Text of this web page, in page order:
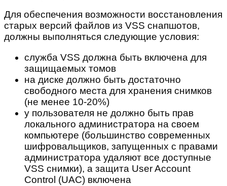
Для обеспечения возможности восстановления
старых версий файлов из VSS снапшотов,
должны выполняться следующие условия:
служба VSS должна быть включена для
защищаемых томов
на диске должно быть достаточно
свободного места для хранения снимков
(не менее 10-20%)
у пользователя не должно быть прав
локального администратора на своем
компьютере (большинство современных
шифровальщиков, запущенных с правами
администратора удаляют все доступные
VSS снимки), а защита User Account
Control (UAC) включена